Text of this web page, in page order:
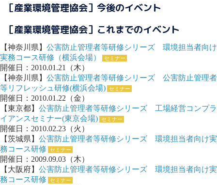
［産業環境管理協会］今後のイベント
［産業環境管理協会］これまでのイベント
【神奈川県】 公害防止管理者等研修シリーズ 環境担当者向け
実務コース研修（横浜会場）
セミナー
開催日：2010.01.21（木）
【神奈川県】 公害防止管理者等研修シリーズ 公害防止管理者
等リフレッシュ研修(横浜会場) セミナー
開催日：2010.01.22（金）
【東京都】 公害防止管理者等研修シリーズ 工場経営コンプラ
イアンスセミナー(東京会場) セミナー
開催日：2010.02.23（火）
【茨城県】 公害防止管理者等研修シリーズ 環境担当者向け実
務コース研修
セミナー
開催日：2009.09.03（木）
【大阪府】 公害防止管理者等研修シリーズ 環境担当者向け実
務コース研修
セミナー